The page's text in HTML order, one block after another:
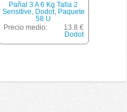
Pañal 3 A 6 Kg Talla 2
Sensitive, Dodot, Paquete
58 U
Precio medio:
13.8 €
Dodot